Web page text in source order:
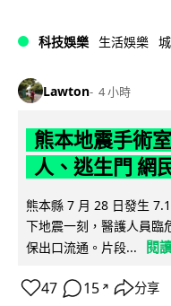
科技娛樂 生活娛樂
Lawton 4 小時
熊本地震手術
人、逃生門 網
熊本縣 7 月 28 日發生
下地震一刻，醫護人員臨
保出口流通。片段...
閱
47 15 ↗ 分享